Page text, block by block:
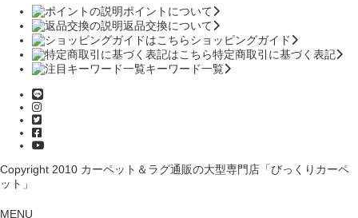
ポイントについて
返品交換について
ショッピングガイド
特定商取引に基づく表記
キーワード一覧
Copyright 2010 カーペット＆ラグ通販の大型専門店「びっくりカーペ
ット」
MENU